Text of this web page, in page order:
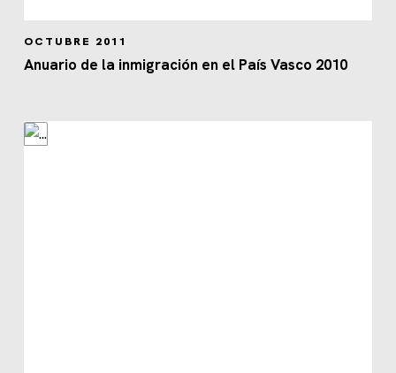
OCTUBRE 2011
Anuario de la inmigración en el País Vasco 2010